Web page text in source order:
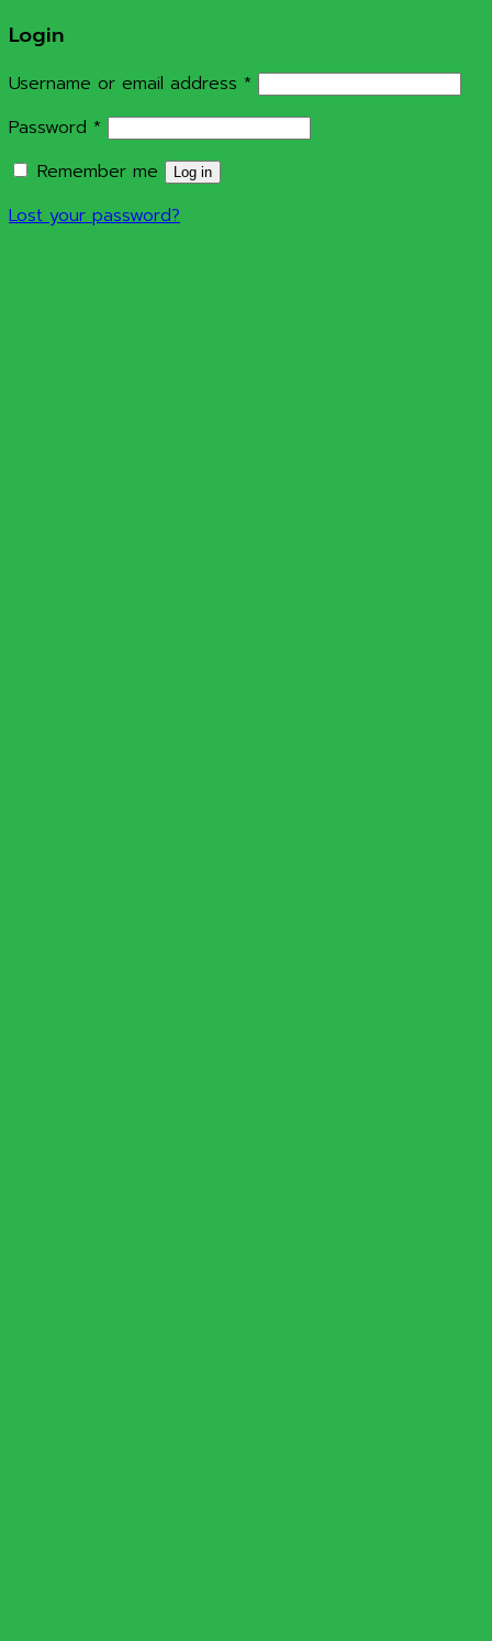
Login
Username or email address * Required
Password * Required
Remember me
Log in
Lost your password?